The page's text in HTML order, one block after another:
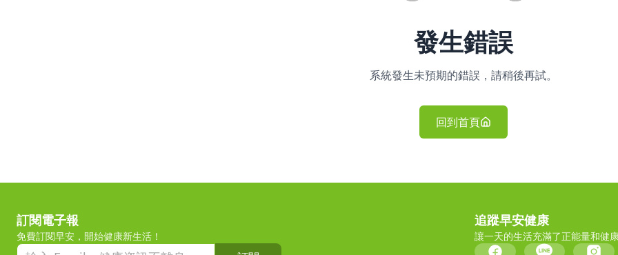
發生錯誤
系統發生未預期的錯誤，請稍後再試。
回到首頁
訂閱電子報
免費訂閱早安，開始健康新生活！
追蹤早安健康
讓一天的生活充滿了正能量和健